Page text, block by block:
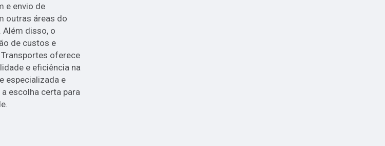
e envio de
outras áreas do
disso, o
de custos e
oferece
e eficiência na
especializada e
escolha certa para